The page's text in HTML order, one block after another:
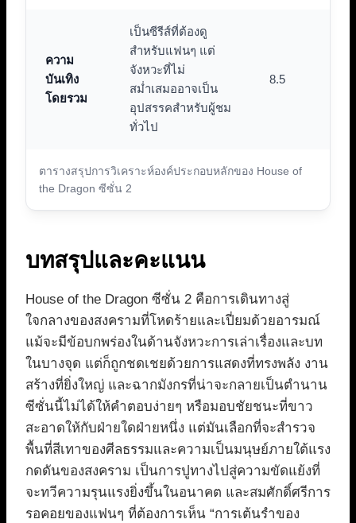
ตารางสรุปการวิเคราะห์องค์ประกอบหลักของ House of
the Dragon ซีซั่น 2
ความ
บันเทิง
โดยรวม
เป็นซีรีส์ที่ต้องดู
สำหรับแฟนๆ แต่
จังหวะที่ไม่
สม่ำเสมออาจเป็น
อุปสรรคสำหรับผู้ชม
ทั่วไป
8.5
บทสรุปและคะแนน
House of the Dragon ซีซั่น 2 คือการเดินทางสู่
ใจกลางของสงครามที่โหดร้ายและเปี่ยมด้วยอารมณ์
แม้จะมีข้อบกพร่องในด้านจังหวะการเล่าเรื่องและบท
ในบางจุด แต่ก็ถูกชดเชยด้วยการแสดงที่ทรงพลัง งาน
สร้างที่ยิ่งใหญ่ และฉากมังกรที่น่าจะกลายเป็นตำนาน
ซีซั่นนี้ไม่ได้ให้คำตอบง่ายๆ หรือมอบชัยชนะที่ขาว
สะอาดให้กับฝ่ายใดฝ่ายหนึ่ง แต่มันเลือกที่จะสำรวจ
พื้นที่สีเทาของศีลธรรมและความเป็นมนุษย์ภายใต้แรง
กดดันของสงคราม เป็นการปูทางไปสู่ความขัดแย้งที่
จะทวีความรุนแรงยิ่งขึ้นในอนาคต และสมศักดิ์ศรีการ
รอคอยของแฟนๆ ที่ต้องการเห็น “การเต้นรำของ